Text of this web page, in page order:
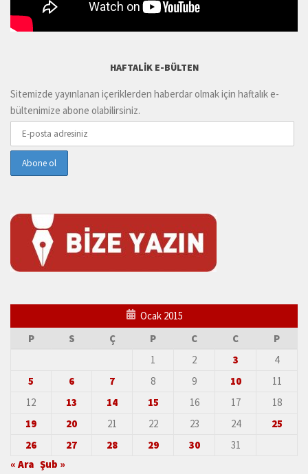
HAFTALIK E-BÜLTEN
Sitemizde yayınlanan içeriklerden haberdar olmak için haftalık e-
bültenimize abone olabilirsiniz.
Ocak 2015
P
S Ç P C C
P
1
2 3
4
5
6 7 8 9 10
11
12
13 14 15 16 17
18
19
20 21 22 23 24
25
26
27 28 29 30
31
« Ara Şub »